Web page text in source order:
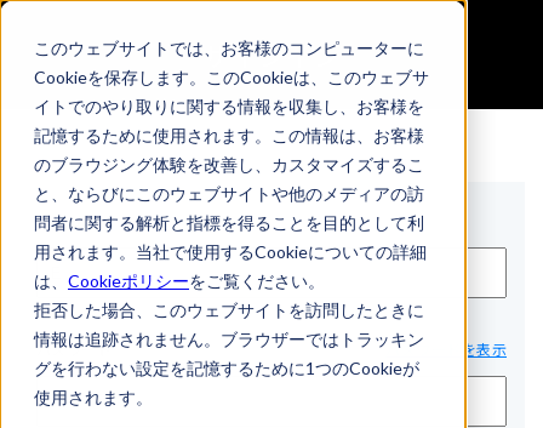
このウェブサイトでは、お客様のコンピューターに
Cookieを保存します。このCookieは、このウェブサ
イトでのやり取りに関する情報を収集し、お客様を
記憶するために使用されます。この情報は、お客様
のブラウジング体験を改善し、カスタマイズするこ
と、ならびにこのウェブサイトや他のメディアの訪
問者に関する解析と指標を得ることを目的として利
用されます。当社で使用するCookieについての詳細
は、 Cookieポリシーをご覧ください。
拒否した場合、このウェブサイトを訪問したときに
情報は追跡されません。ブラウザーではトラッキン
グを行わない設定を記憶するために1つのCookieが
使用されます。
サインイン
Eメール*
パスワード* パスワードを表示